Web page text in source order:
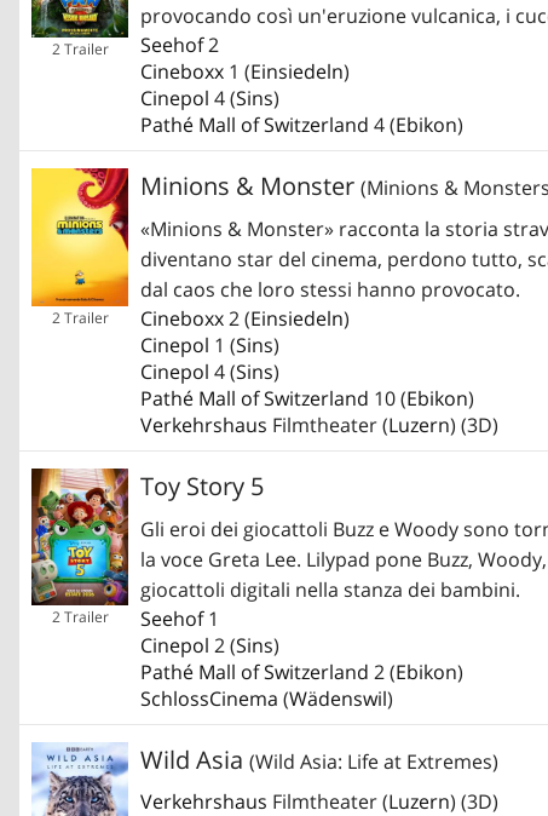
2 Trailer
provocando così un'eruzione vulcanica, i
Seehof2
Cineboxx 1 (Einsiedeln)
Cinepol 4 (Sins)
Pathé Mall of Switzerland 4 (Ebikon)
2 Trailer
Minions & Monster (Minions &
«Minions & Monster» racconta la storia
diventano star del cinema, perdono tutto,
dal caos che loro stessi hanno provocato.
Cineboxx2 (Einsiedeln)
Cinepol 1 (Sins)
Cinepol 4 (Sins)
Pathé Mall of Switzerland 10 (Ebikon)
Verkehrshaus Filmtheater (Luzern) (3D)
2 Trailer
Toy Story 5
Gli eroi dei giocattoli Buzz e Woody sono
la voce Greta Lee. Lilypad pone Buzz,
giocattoli digitali nella stanza dei bambini.
Seehof1
Cinepol 2 (Sins)
Pathé Mall of Switzerland 2 (Ebikon)
SchlossCinema (Wädenswil)
Wild Asia (Wild Asia: Life at Extremes)
Verkehrshaus Filmtheater (Luzern) (3D)